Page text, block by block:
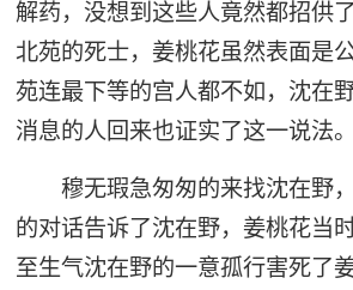
解药，没想到这些人竟然都招供
北苑的死士，姜桃花虽然表面是
苑连最下等的宫人都不如，沈在
消息的人回来也证实了这一说法。
穆无瑕急匆匆的来找沈在野
的对话告诉了沈在野，姜桃花当
至生气沈在野的一意孤行害死了